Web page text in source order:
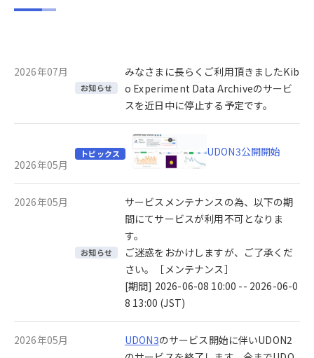
2026年07月
お知らせ
みなさまに長らくご利用頂きましたKib
o Experiment Data Archiveのサービ
スを近日中に停止する予定です。
2026年05月
トピックス UDON3公開開始
2026年05月
お知らせ
サービスメンテナンスの為、以下の期
間にてサービスが利用不可となりま
す。
ご迷惑をおかけしますが、ご了承くだ
さい。［メンテナンス］
[期間] 2026-06-08 10:00 -- 2026-06-0
8 13:00 (JST)
2026年05月 UDON3のサービス開始に伴いUDON2